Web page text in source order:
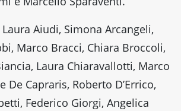
Laura Aiudi, Simona Arcangeli,
Marco Bracci, Chiara Broccoli,
Laura Chiaravallotti, Marco
De Capraris, Roberto D’Errico,
Federico Giorgi, Angelica